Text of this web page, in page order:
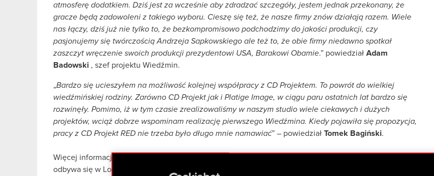
atmosferę dodatkiem. Dziś jest za wcześnie aby zdradzać szczegóły, jestem jednak przekonany, że
gracze będą zadowoleni z takiego wyboru. Cieszę się też, że nasze firmy znów działają razem. Wiele
nas łączy, dziś już nie tylko to, że bezkompromisowo podchodzimy do jakości produkcji, czy
pasjonujemy się twórczością Andrzeja Sapkowskiego ale też to, że obie firmy niedawno spotkał
zaszczyt wręczenie swoich produkcji prezydentowi USA, Barakowi Obamie.” powiedział Adam
Badowski , szef projektu Wiedźmin.
„Bardzo się ucieszyłem na możliwość kolejnej współpracy z CD Projektem. To powrót do wielkiej
wiedźmińskiej rodziny. Zarówno CD Projekt jak i Platige Image, w ciągu paru ostatnich lat bardzo się
rozwinęły. Pomimo, iż w tym czasie zrealizowaliśmy w naszym studio wiele ciekawych i dużych
projektów, wciąż dobrze wspominam realizację pierwszego Wiedźmina. Kiedy pojawiła się propozycja,
pracy z CD Projekt RED nie trzeba było długo mnie namawiać” – powiedział Tomek Bagiński.
Więcej informacji na temat współpracy zostanie ujawnione podczas Letniej Konferencji CD Projekt, która
odbywa się w Los Angeles tuż przed targami E3. Zapraszamy do oglądania transmisji na żywo, w